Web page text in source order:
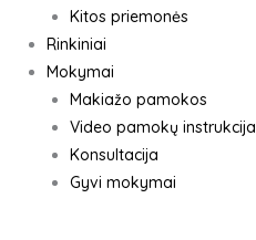
Kitos priemonės
Rinkiniai
Mokymai
Makiažo pamokos
Video pamokų instrukcija
Konsultacija
Gyvi mokymai